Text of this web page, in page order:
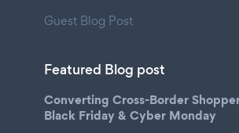
Guest Blog Post
Featured Blog post
Converting Cross-Border
Black Friday & Cyber Monday